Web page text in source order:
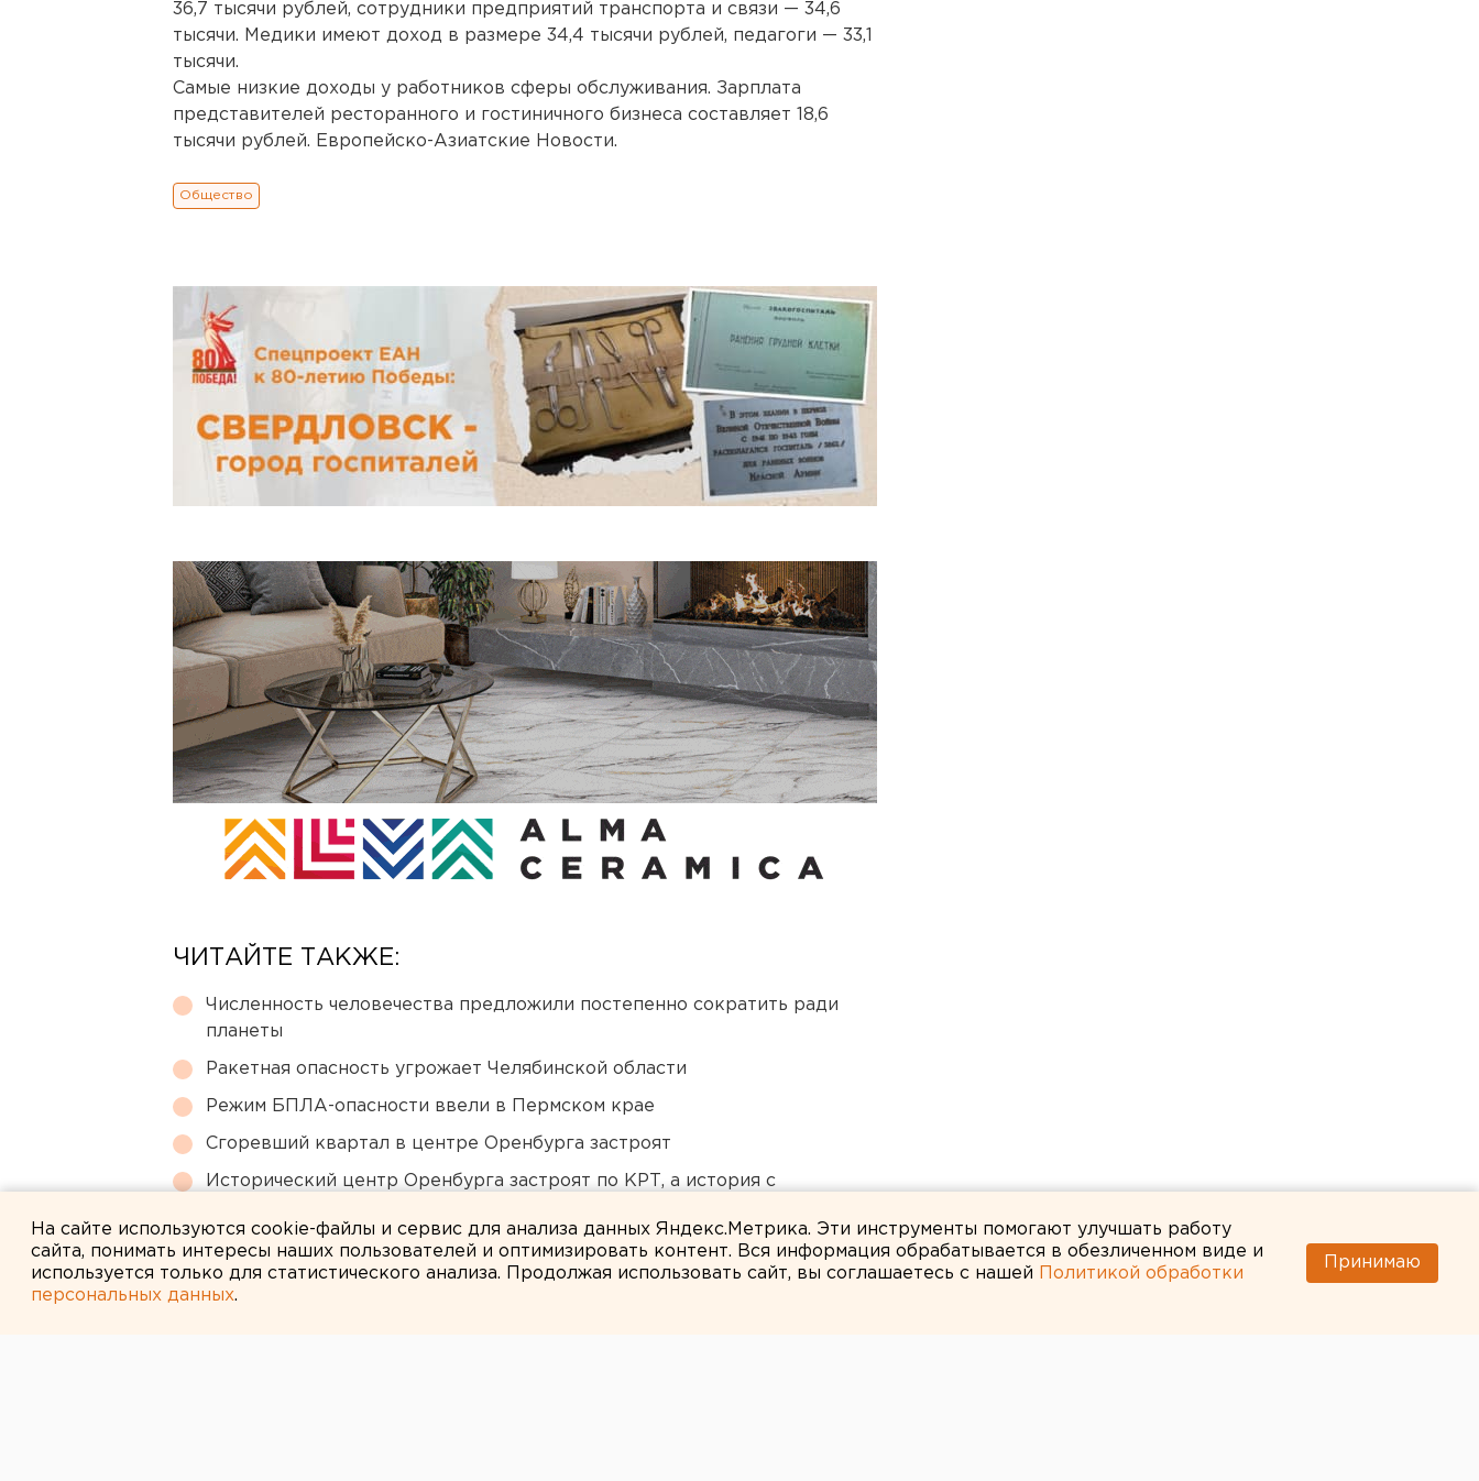
36,7 тысячи рублей, сотрудники предприятий транспорта и связи — 34,6
тысячи. Медики имеют доход в размере 34,4 тысячи рублей, педагоги — 33,1
тысячи.
Самые низкие доходы у работников сферы обслуживания. Зарплата
представителей ресторанного и гостиничного бизнеса составляет 18,6
тысячи рублей. Европейско-Азиатские Новости.
Общество
ЧИТАЙТЕ ТАКЖЕ:
Численность человечества предложили постепенно сократить ради
планеты
Ракетная опасность угрожает Челябинской области
Режим БПЛА-опасности ввели в Пермском крае
Сгоревший квартал в центре Оренбурга застроят
Исторический центр Оренбурга застроят по КРТ, а история с
На сайте используются cookie-файлы и сервис для анализа данных Яндекс.Метрика. Эти инструменты помогают улучшать работу
сайта, понимать интересы наших пользователей и оптимизировать контент. Вся информация обрабатывается в обезличенном виде и
используется только для статистического анализа. Продолжая использовать сайт, вы соглашаетесь с нашей
Политикой обработки
персональных данных.
Принимаю